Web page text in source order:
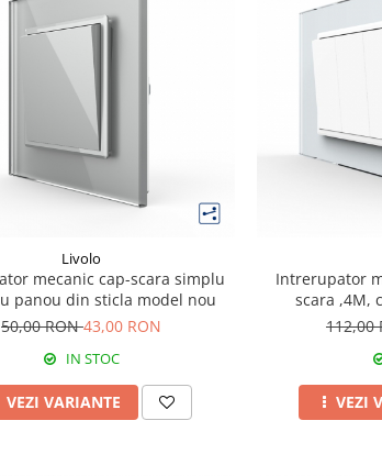
Livolo
mecanic cap-scara simplu
panou din sticla model nou
50,00 RON43,00 RON
IN STOC
VEZI VARIANTE
Intrerupator
scara ,4M,
112,00
VEZI